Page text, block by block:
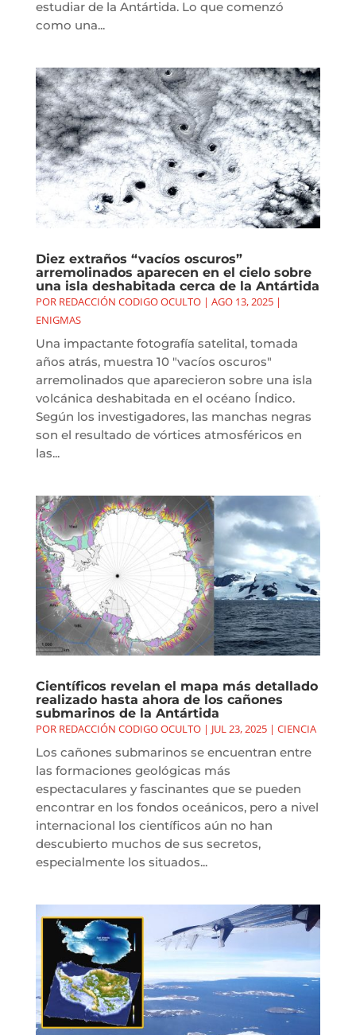
estudiar de la Antártida. Lo que comenzó
como una...
Diez extraños “vacíos oscuros”
arremolinados aparecen en el cielo sobre
una isla deshabitada cerca de la Antártida
POR REDACCIÓN CODIGO OCULTO| AGO 13, 2025|
ENIGMAS
Una impactante fotografía satelital, tomada
años atrás, muestra 10 "vacíos oscuros"
arremolinados que aparecieron sobre una isla
volcánica deshabitada en el océano Índico.
Según los investigadores, las manchas negras
son el resultado de vórtices atmosféricos en
las...
Científicos revelan el mapa más detallado
realizado hasta ahora de los cañones
submarinos de la Antártida
POR REDACCIÓN CODIGO OCULTO| JUL 23, 2025| CIENCIA
Los cañones submarinos se encuentran entre
las formaciones geológicas más
espectaculares y fascinantes que se pueden
encontrar en los fondos oceánicos, pero a nivel
internacional los científicos aún no han
descubierto muchos de sus secretos,
especialmente los situados...